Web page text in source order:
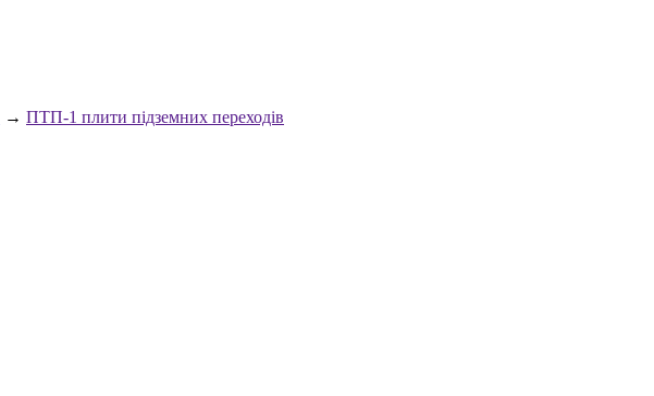
→ ПТП-1 плити підземних переходів